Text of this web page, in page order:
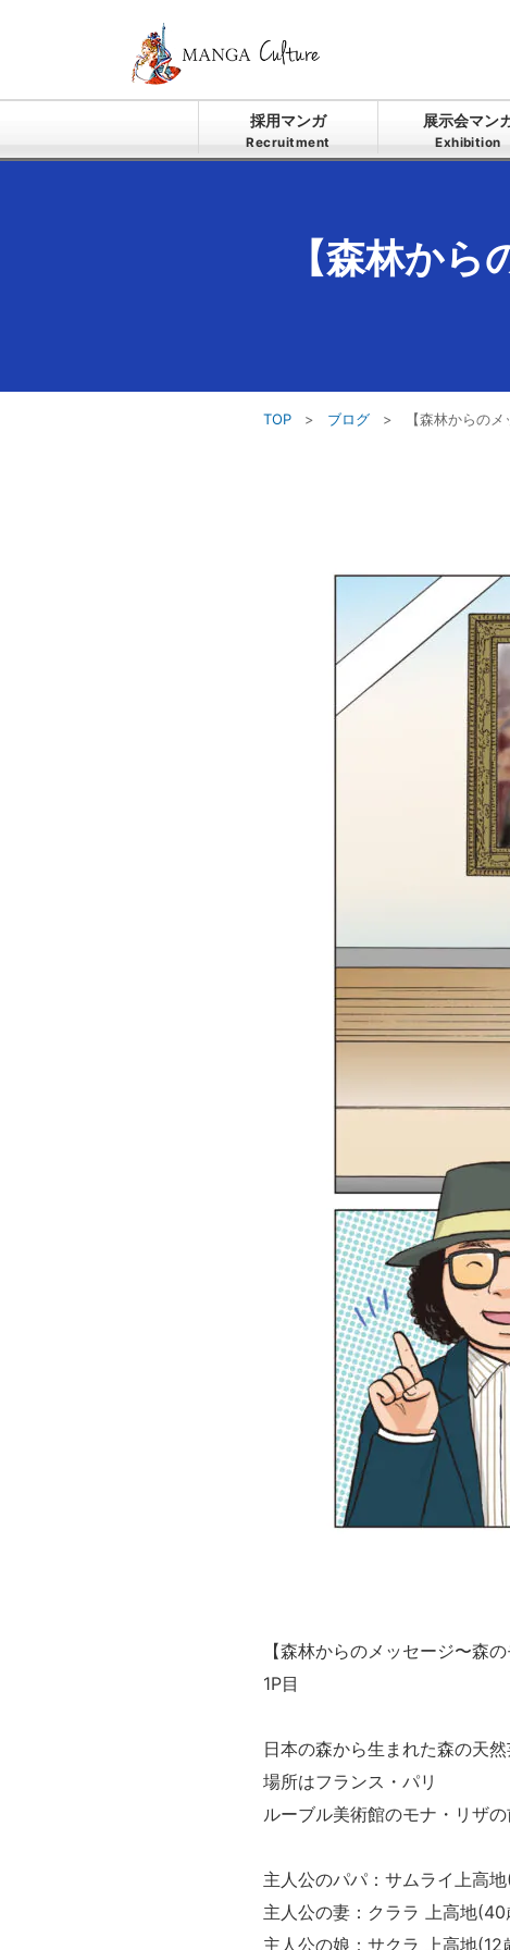
採用マンガ
Recruitment
展示会マン
Exhibition
【森林か
TOP > ブログ > 【森林からの
【森林からのメッセージ〜森の
1P目
日本の森から生まれた森の天
場所はフランス・パリ
ルーブル美術館のモナ・リザ
主人公のパパ：サムライ上高
主人公の妻：クララ 上高地
主人公の娘：サクラ 上高地(12